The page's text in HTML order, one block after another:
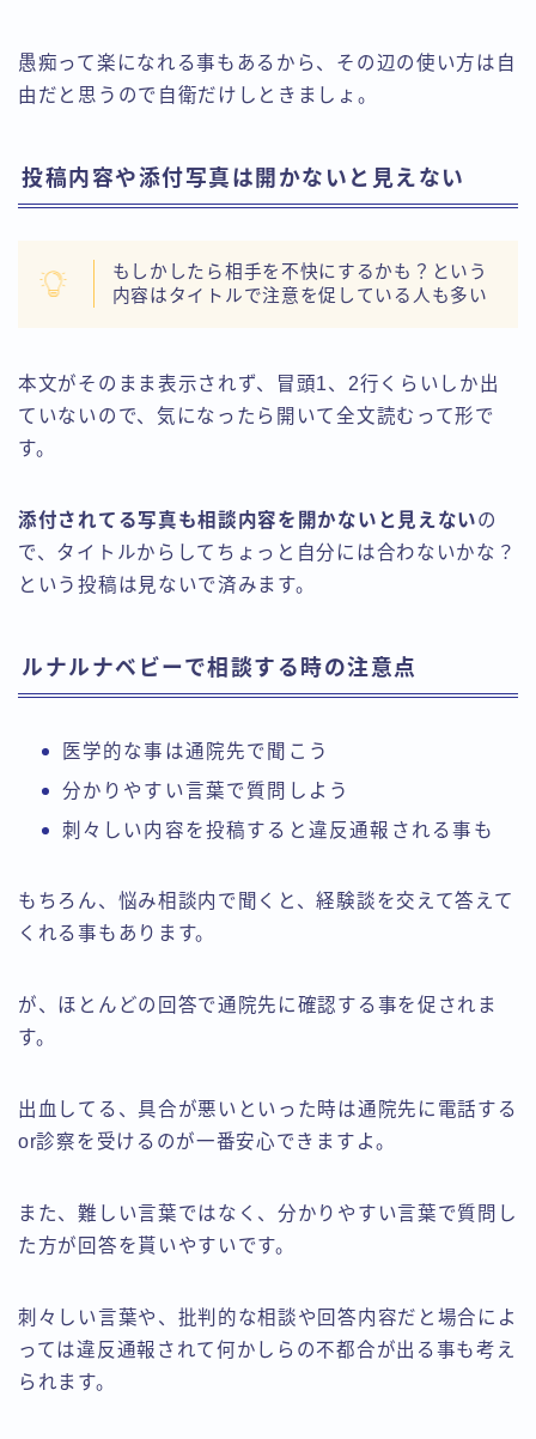
愚痴って楽になれる事もあるから、その辺の使い方は自
由だと思うので自衛だけしときましょ。
投稿内容や添付写真は開かないと見えない
もしかしたら相手を不快にするかも？という
内容はタイトルで注意を促している人も多い
本文がそのまま表示されず、冒頭1、2行くらいしか出
ていないので、気になったら開いて全文読むって形で
す。
添付されてる写真も相談内容を開かないと見えないの
で、タイトルからしてちょっと自分には合わないかな？
という投稿は見ないで済みます。
ルナルナベビーで相談する時の注意点
医学的な事は通院先で聞こう
分かりやすい言葉で質問しよう
刺々しい内容を投稿すると違反通報される事も
もちろん、悩み相談内で聞くと、経験談を交えて答えて
くれる事もあります。
が、ほとんどの回答で通院先に確認する事を促されま
す。
出血してる、具合が悪いといった時は通院先に電話する
or診察を受けるのが一番安心できますよ。
また、難しい言葉ではなく、分かりやすい言葉で質問し
た方が回答を貰いやすいです。
刺々しい言葉や、批判的な相談や回答内容だと場合によ
っては違反通報されて何かしらの不都合が出る事も考え
られます。